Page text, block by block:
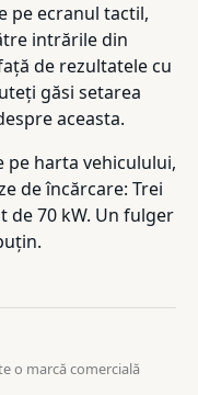
pe ecranul tactil,
intrările din
de rezultatele cu
găsi setarea
aceasta.
pe harta vehiculului,
de încărcare: Trei
de 70 kW. Un fulger
o marcă comercială